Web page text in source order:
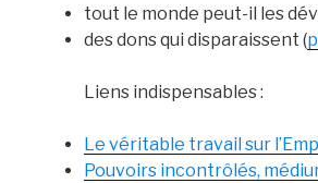
tout le monde peut-il les
des dons qui disparaissent (
Liens indispensables :
Le véritable travail sur
Pouvoirs incontrôlés,